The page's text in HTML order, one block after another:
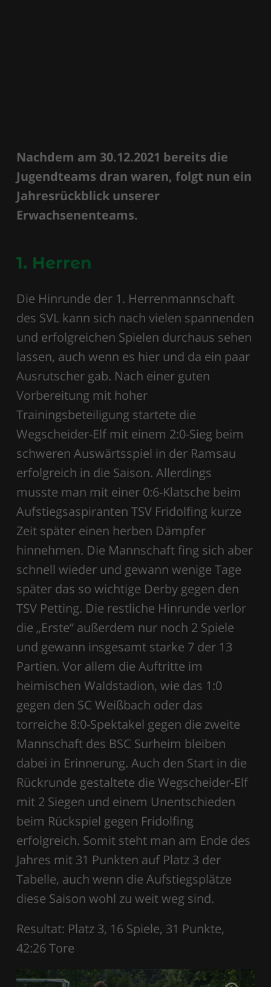
Nachdem am 30.12.2021 bereits die
Jugendteams dran waren, folgt nun ein
Jahresrückblick unserer
Erwachsenenteams.
1. Herren
Die Hinrunde der 1. Herrenmannschaft
des SVL kann sich nach vielen spannenden
und erfolgreichen Spielen durchaus sehen
lassen, auch wenn es hier und da ein paar
Ausrutscher gab. Nach einer guten
Vorbereitung mit hoher
Trainingsbeteiligung startete die
Wegscheider-Elf mit einem 2:0-Sieg beim
schweren Auswärtsspiel in der Ramsau
erfolgreich in die Saison. Allerdings
musste man mit einer 0:6-Klatsche beim
Aufstiegsaspiranten TSV Fridolfing kurze
Zeit später einen herben Dämpfer
hinnehmen. Die Mannschaft fing sich aber
schnell wieder und gewann wenige Tage
später das so wichtige Derby gegen den
TSV Petting. Die restliche Hinrunde verlor
die „Erste“ außerdem nur noch 2 Spiele
und gewann insgesamt starke 7 der 13
Partien. Vor allem die Auftritte im
heimischen Waldstadion, wie das 1:0
gegen den SC Weißbach oder das
torreiche 8:0-Spektakel gegen die zweite
Mannschaft des BSC Surheim bleiben
dabei in Erinnerung. Auch den Start in die
Rückrunde gestaltete die Wegscheider-Elf
mit 2 Siegen und einem Unentschieden
beim Rückspiel gegen Fridolfing
erfolgreich. Somit steht man am Ende des
Jahres mit 31 Punkten auf Platz 3 der
Tabelle, auch wenn die Aufstiegsplätze
diese Saison wohl zu weit weg sind.
Resultat: Platz 3, 16 Spiele, 31 Punkte,
42:26 Tore